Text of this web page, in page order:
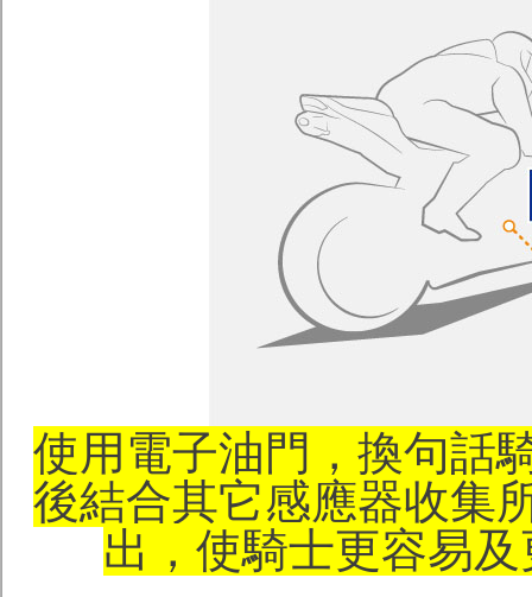
使用電子油門，換句話
後結合其它感應器收集
出，使騎士更容易